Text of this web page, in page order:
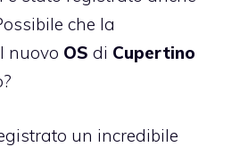
che la
nuovo OS di Cupertino
un incredibile